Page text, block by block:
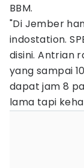
BBM.
"Di Jember
indostation.
disini. Antrian
yang sampai
dapat jam 8
lama tapi